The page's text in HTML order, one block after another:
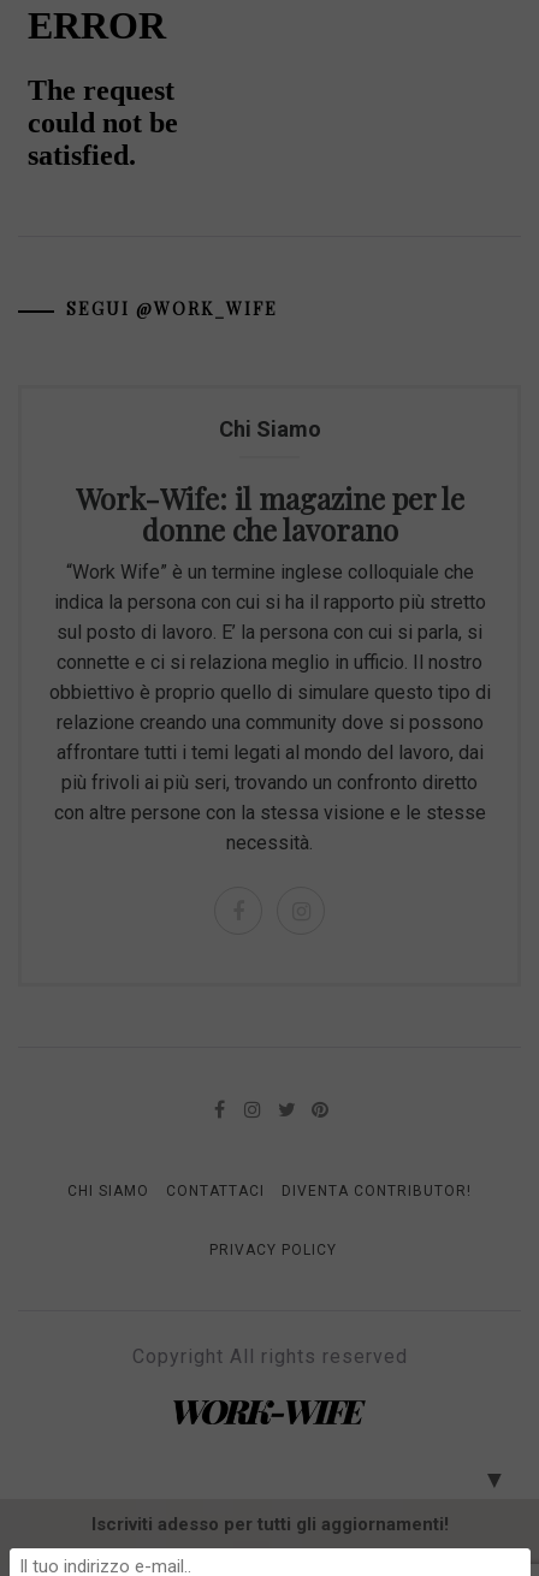
SEGUI @WORK_WIFE
Chi Siamo
Work-Wife: il magazine per le
donne che lavorano
“Work Wife” è un termine inglese colloquiale che
indica la persona con cui si ha il rapporto più stretto
sul posto di lavoro. E’ la persona con cui si parla, si
connette e ci si relaziona meglio in ufficio. Il nostro
obbiettivo è proprio quello di simulare questo tipo di
relazione creando una community dove si possono
affrontare tutti i temi legati al mondo del lavoro, dai
più frivoli ai più seri, trovando un confronto diretto
con altre persone con la stessa visione e le stesse
necessità.
CHI SIAMO CONTATTACI DIVENTA CONTRIBUTOR!
PRIVACY POLICY
Copyright All rights reserved
WORK-WIFE
▼
Iscriviti adesso per tutti gli aggiornamenti!